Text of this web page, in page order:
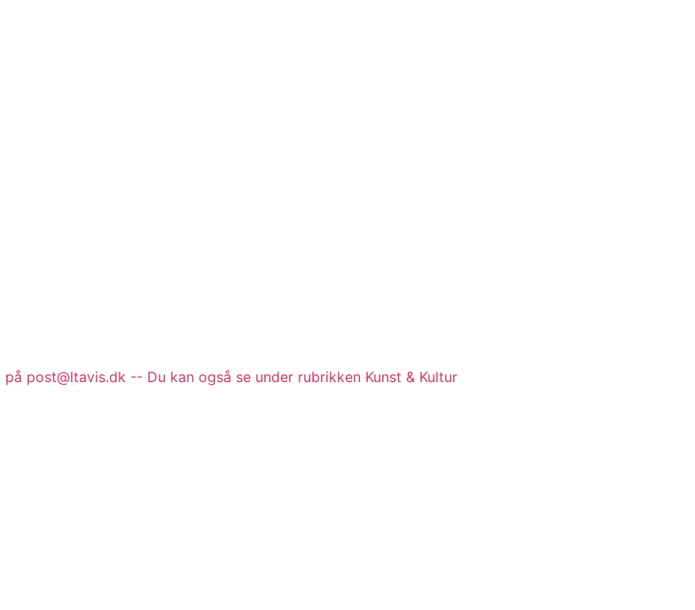
post@ltavis.dk -- Du kan også se under rubrikken Kunst & Kultur